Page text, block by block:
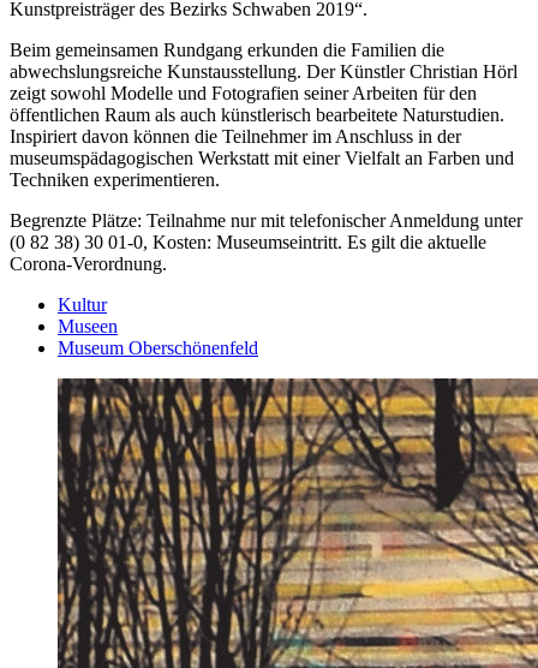
Kunstpreisträger des Bezirks Schwaben 2019“.
Beim gemeinsamen Rundgang erkunden die Familien die
abwechslungsreiche Kunstausstellung. Der Künstler Christian Hörl
zeigt sowohl Modelle und Fotografien seiner Arbeiten für den
öffentlichen Raum als auch künstlerisch bearbeitete Naturstudien.
Inspiriert davon können die Teilnehmer im Anschluss in der
museumspädagogischen Werkstatt mit einer Vielfalt an Farben und
Techniken experimentieren.
Begrenzte Plätze: Teilnahme nur mit telefonischer Anmeldung unter
(0 82 38) 30 01-0, Kosten: Museumseintritt. Es gilt die aktuelle
Corona-Verordnung.
Kultur
Museen
Museum Oberschönenfeld